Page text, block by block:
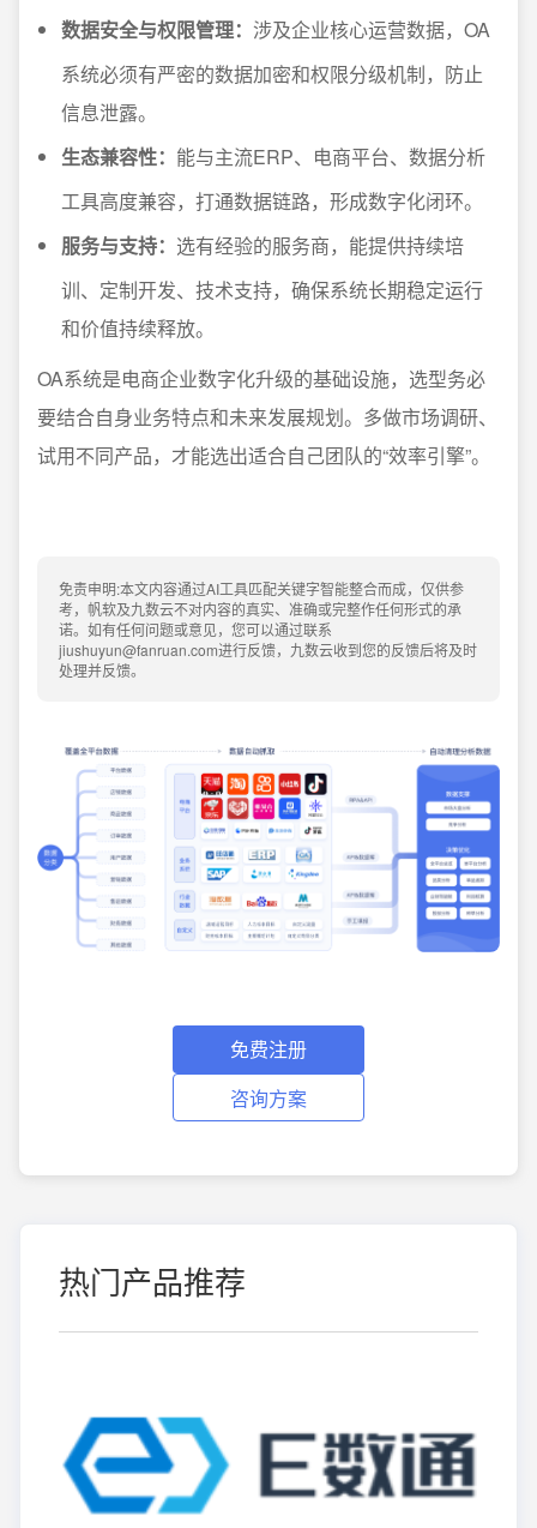
数据安全与权限管理： 涉及企业核心运营数据，OA
系统必须有严密的数据加密和权限分级机制，防止
信息泄露。
生态兼容性： 能与主流ERP、电商平台、数据分析
工具高度兼容，打通数据链路，形成数字化闭环。
服务与支持： 选有经验的服务商，能提供持续培
训、定制开发、技术支持，确保系统长期稳定运行
和价值持续释放。
OA系统是电商企业数字化升级的基础设施，选型务必
要结合自身业务特点和未来发展规划。多做市场调研、
试用不同产品，才能选出适合自己团队的“效率引擎”。
免责申明:本文内容通过AI工具匹配关键字智能整合而成，仅供参
考，帆软及九数云不对内容的真实、准确或完整作任何形式的承
诺。如有任何问题或意见，您可以通过联系
jiushuyun@fanruan.com进行反馈，九数云收到您的反馈后将及时
处理并反馈。
免费注册
咨询方案
热门产品推荐